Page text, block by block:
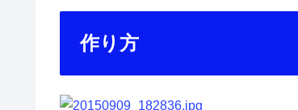
作り方